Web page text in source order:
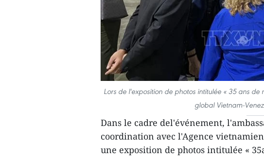
Lors de l'exposition de photos intitulée « 35 ans
global Vietnam-
Dans le cadre del'événement,
coordination avec l'Agence
une exposition de photos intitulée «